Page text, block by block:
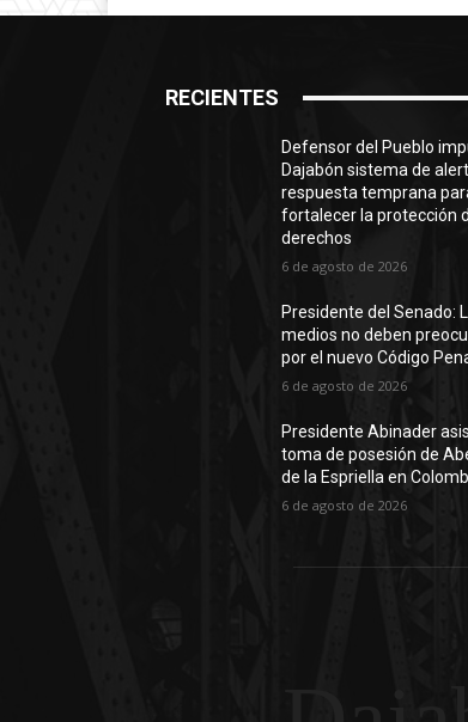
RECIENTES
Defensor del Pueblo
Dajabón sistema de
respuesta temprana
fortalecer la protección
derechos
6 de agosto de 2026
Presidente del Senado:
medios no deben
por el nuevo Código
6 de agosto de 2026
Presidente Abinader
toma de posesión de
de la Espriella en
6 de agosto de 2026